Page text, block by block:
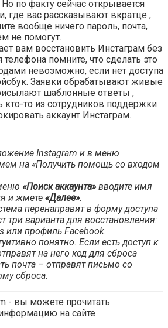
по факту сейчас открывается
где вас рассказывают вкратце ,
вообще ничего пароль, почта,
не помогут.
вам восстановить Инстаграм без
помните, что сделать это
невозможно, если нет доступа
Заявки обрабатывают живые
шаблонные ответы ,
то из сотрудников поддержки
аккаунт Инстаграм.
Instagram и в меню
на «Получить помощь со входом
«Поиск аккаунта»вводите имя
и жмете «Далее».
перенаправит в форму доступа
три варианта для восстановления:
или профиль Facebook.
понятно. Если есть доступ к
на него код для сброса
почта – отправят письмо со
сброса.
- вы можете прочитать
на сайте